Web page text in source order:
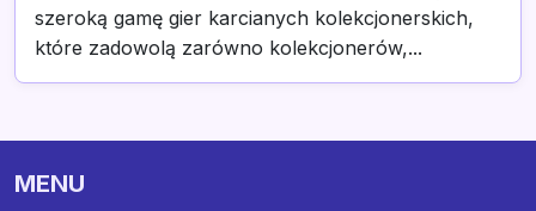
szeroką gamę gier karcianych kolekcjonerskich,
które zadowolą zarówno kolekcjonerów,...
MENU